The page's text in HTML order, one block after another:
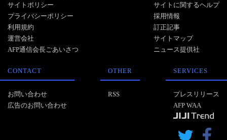
サイトポリシー
プライバシーポリシー
利用規約
運営会社
AFP通信会長ごあいさつ
サイトに関するヘルプ
採用情報
訂正記事
サイトマップ
ニュース提供社
CONTACT
お問い合わせ
広告のお問い合わせ
OTHER
RSS
SERVICES
プレスリリース
AFP WAA